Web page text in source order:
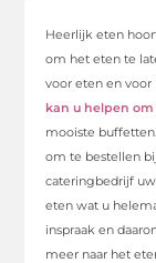
Heerlijk eten
om het eten te
voor eten en
kan u helpen
mooiste
om te bestellen
cateringbedrijf
eten wat u
inspraak en
meer naar het